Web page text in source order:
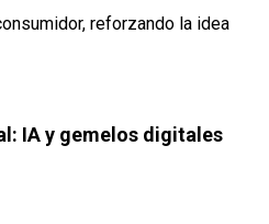
reforzando la idea
IA y gemelos digitales